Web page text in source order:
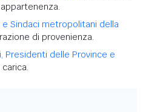
Sindaci metropolitani della
di provenienza.
Presidenti delle Province e
carica.